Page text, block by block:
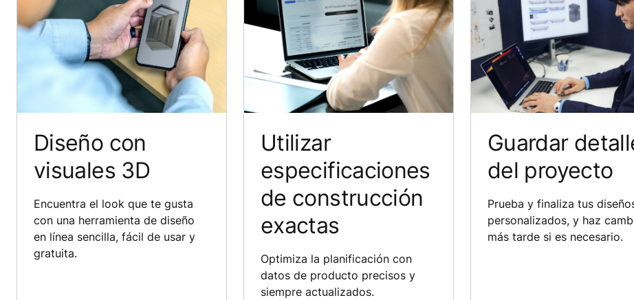
Diseño con
visuales 3D
Encuentra el look que te gusta
con una herramienta de diseño
en línea sencilla, fácil de usar y
gratuita.
Utilizar
especificaciones
de construcción
exactas
Optimiza la planificación con
datos de producto precisos y
siempre actualizados.
Guardar
del proyecto
Prueba y finaliza tus
personalizados, y haz
más tarde si es necesario.